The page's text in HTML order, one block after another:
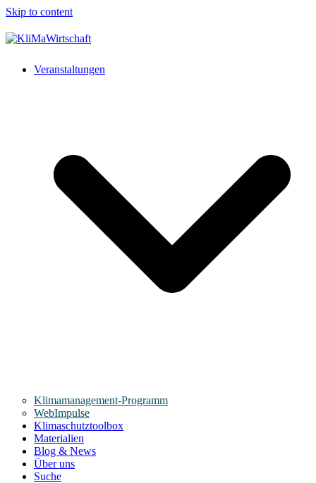
Skip to content
Veranstaltungen
Klimamanagement-Programm
WebImpulse
Klimaschutztoolbox
Materialien
Blog & News
Über uns
Suche